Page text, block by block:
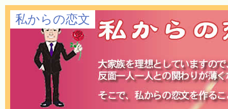
私からの恋文